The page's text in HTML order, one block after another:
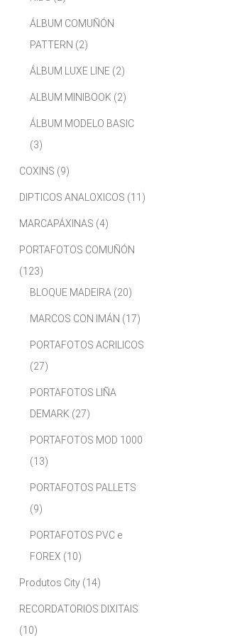
ÁLBUM COMUÑÓN
PATTERN (2)
ÁLBUM LUXE LINE (2)
ALBUM MINIBOOK (2)
ÁLBUM MODELO BASIC
(3)
COXINS (9)
DIPTICOS ANALOXICOS (11)
MARCAPÁXINAS (4)
PORTAFOTOS COMUÑÓN
(123)
BLOQUE MADEIRA (20)
MARCOS CON IMÁN (17)
PORTAFOTOS ACRILICOS
(27)
PORTAFOTOS LIÑA
DEMARK (27)
PORTAFOTOS MOD 1000
(13)
PORTAFOTOS PALLETS
(9)
PORTAFOTOS PVC e
FOREX (10)
Produtos City (14)
RECORDATORIOS DIXITAIS
(10)